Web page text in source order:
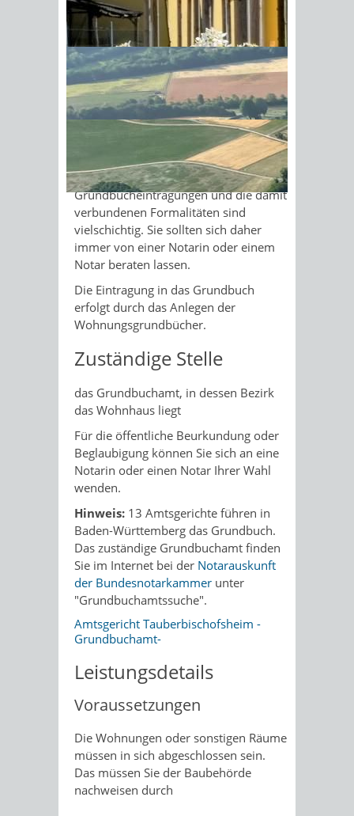
Sonnenschein am Morgen im
Ahornwald
Dafür müssen Sie als Eigentümerin
oder Eigentümer
eine Teilungserklärung beim
Grundbuchamt abgeben oder
einen Teilungsvertrag abschließen.
Die Teilungserklärung muss notariell
beglaubigt, der Teilungsvertrag muss
notariell beurkundet werden.
Hinweis:Die Bestimmungen für
Grundbucheintragungen und die damit
verbundenen Formalitäten sind
vielschichtig. Sie sollten sich daher
immer von einer Notarin oder einem
Notar beraten lassen.
Die Eintragung in das Grundbuch
erfolgt durch das Anlegen der
Wohnungsgrundbücher.
Zuständige Stelle
das Grundbuchamt, in dessen Bezirk
das Wohnhaus liegt
Für die öffentliche Beurkundung oder
Beglaubigung können Sie sich an eine
Notarin oder einen Notar Ihrer Wahl
wenden.
Hinweis: 13 Amtsgerichte führen in
Baden-Württemberg das Grundbuch.
Das zuständige Grundbuchamt finden
Sie im Internet bei der Notarauskunft
der Bundesnotarkammer unter
"Grundbuchamtssuche".
Amtsgericht Tauberbischofsheim -
Grundbuchamt-
Leistungsdetails
Voraussetzungen
Die Wohnungen oder sonstigen Räume
müssen in sich abgeschlossen sein.
Das müssen Sie der Baubehörde
nachweisen durch